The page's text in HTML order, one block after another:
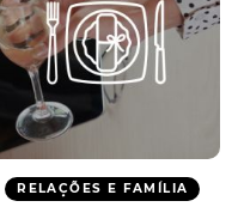
RELAÇÕES E FAMÍLIA